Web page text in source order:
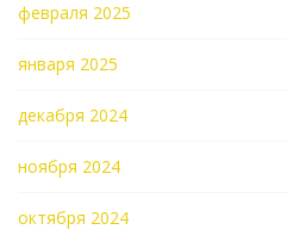
февраля 2025
января 2025
декабря 2024
ноября 2024
октября 2024